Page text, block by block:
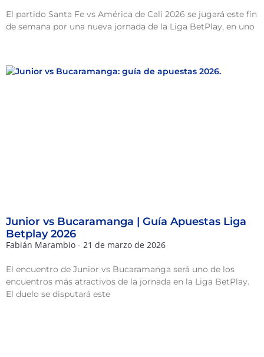
El partido Santa Fe vs América de Cali 2026 se jugará este fin
de semana por una nueva jornada de la Liga BetPlay, en uno
Junior vs Bucaramanga | Guía Apuestas Liga
Betplay 2026
Fabián Marambio 21 de marzo de 2026
El encuentro de Junior vs Bucaramanga será uno de los
encuentros más atractivos de la jornada en la Liga BetPlay.
El duelo se disputará este